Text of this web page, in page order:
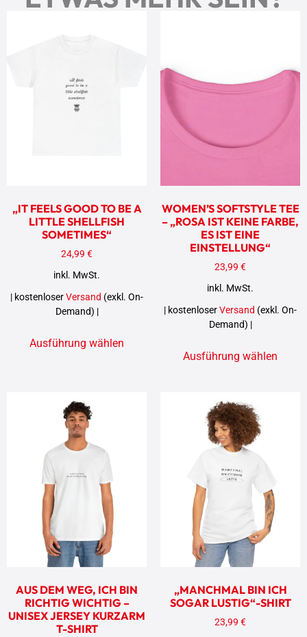
„IT FEELS GOOD TO BE A
LITTLE SHELLFISH
SOMETIMES“
24,99 €
inkl. MwSt.
| kostenloserVersand (exkl. On-
Demand) |
Ausführung wählen
WOMEN’S SOFTSTYLE TEE
– „ROSA IST KEINE FARBE,
ES IST EINE
EINSTELLUNG“
23,99 €
inkl. MwSt.
| kostenloserVersand (exkl. On-
Demand) |
Ausführung wählen
AUS DEM WEG, ICH BIN
RICHTIG WICHTIG –
UNISEX JERSEY KURZARM
T-SHIRT
„MANCHMAL BIN ICH
SOGAR LUSTIG“-SHIRT
23,99 €